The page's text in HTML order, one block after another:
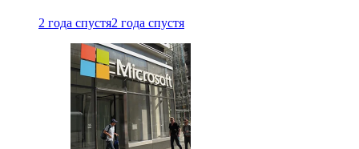
2 года спустя2 года спустя